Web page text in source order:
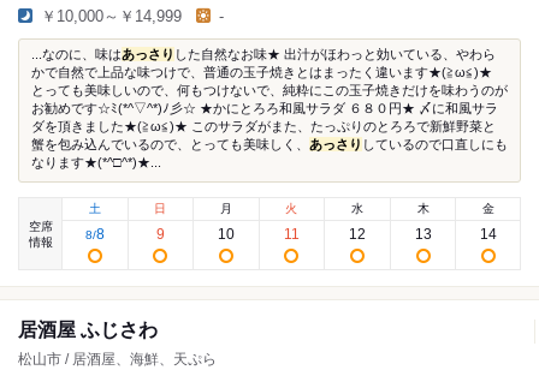
￥10,000～￥14,999 -
...なのに、味はあっさり した自然なお味★ 出汁がほわっと効いている、やわら
かで自然で上品な味つけで、普通の玉子焼きとはまったく違います★(≧ω≦)★
とっても美味しいので、何もつけないで、純粋にこの玉子焼きだけを味わうのが
お勧めです☆ﾐ(*^▽^*)ﾉ彡☆ ★かにとろろ和風サラダ ６８０円★ 〆に和風サラ
ダを頂きました★(≧ω≦)★ このサラダがまた、たっぷりのとろろで新鮮野菜と
蟹を包み込んでいるので、とっても美味しく、 あっさり しているので口直しにも
なります★(*^□^*)★...
空席
情報
土
8/8
日
9
月
10
火
11
水
12
木
13
金
14
居酒屋 ふじさわ
松山市 / 居酒屋、海鮮、天ぷら